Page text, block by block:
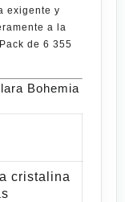
exigente y
a la
de 6 355
Bohemia
cristalina